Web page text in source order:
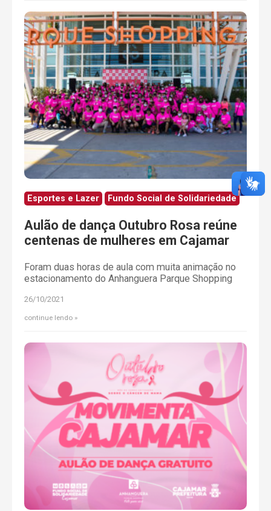
Esportes e Lazer Fundo Social de Solidariedade
Aulão de dança Outubro Rosa reúne
centenas de mulheres em Cajamar
Foram duas horas de aula com muita animação no
estacionamento do Anhanguera Parque Shopping
26/10/2021
continue lendo